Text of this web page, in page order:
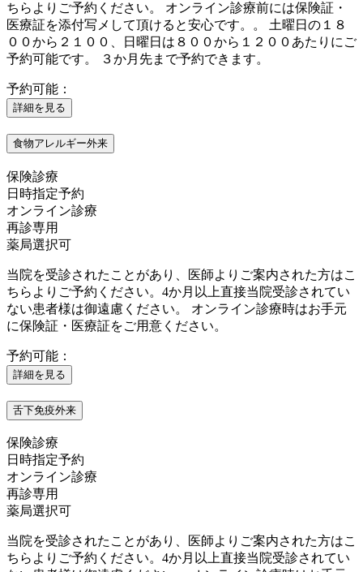
ちらよりご予約ください。 オンライン診療前には保険証・
医療証を添付写メして頂けると安心です。。 土曜日の１８
００から２１００、日曜日は８００から１２００あたりにご
予約可能です。 ３か月先まで予約できます。
予約可能：
詳細を見る
食物アレルギー外来
保険診療
日時指定予約
オンライン診療
再診専用
薬局選択可
当院を受診されたことがあり、医師よりご案内された方はこ
ちらよりご予約ください。4か月以上直接当院受診されてい
ない患者様は御遠慮ください。 オンライン診療時はお手元
に保険証・医療証をご用意ください。
予約可能：
詳細を見る
舌下免疫外来
保険診療
日時指定予約
オンライン診療
再診専用
薬局選択可
当院を受診されたことがあり、医師よりご案内された方はこ
ちらよりご予約ください。4か月以上直接当院受診されてい